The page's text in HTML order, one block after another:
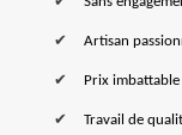
Artisan
Prix imbattable
Travail de